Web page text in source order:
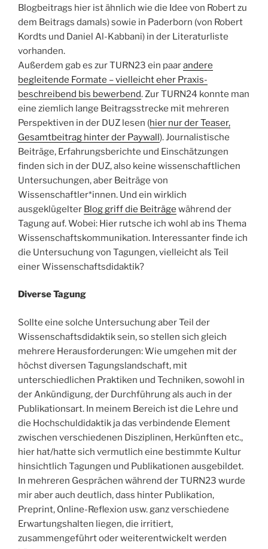
Blogbeitrags hier ist ähnlich wie die Idee von Robert zu
dem Beitrags damals) sowie in Paderborn (von Robert
Kordts und Daniel Al-Kabbani) in der Literaturliste
vorhanden.
Außerdem gab es zur TURN23 ein paarandere
begleitende Formate – vielleicht eher Praxis-
beschreibend bis bewerbend. Zur TURN24 konnte man
eine ziemlich lange Beitragsstrecke mit mehreren
Perspektiven in der DUZ lesen (hier nur der Teaser,
Gesamtbeitrag hinter der Paywall). Journalistische
Beiträge, Erfahrungsberichte und Einschätzungen
finden sich in der DUZ, also keine wissenschaftlichen
Untersuchungen, aber Beiträge von
Wissenschaftler*innen. Und ein wirklich
ausgeklügelter Blog griff die Beiträge während der
Tagung auf. Wobei: Hier rutsche ich wohl ab ins Thema
Wissenschaftskommunikation. Interessanter finde ich
die Untersuchung von Tagungen, vielleicht als Teil
einer Wissenschaftsdidaktik?
Diverse Tagung
Sollte eine solche Untersuchung aber Teil der
Wissenschaftsdidaktik sein, so stellen sich gleich
mehrere Herausforderungen: Wie umgehen mit der
höchst diversen Tagungslandschaft, mit
unterschiedlichen Praktiken und Techniken, sowohl in
der Ankündigung, der Durchführung als auch in der
Publikationsart. In meinem Bereich ist die Lehre und
die Hochschuldidaktik ja das verbindende Element
zwischen verschiedenen Disziplinen, Herkünften etc.,
hier hat/hatte sich vermutlich eine bestimmte Kultur
hinsichtlich Tagungen und Publikationen ausgebildet.
In mehreren Gesprächen während der TURN23 wurde
mir aber auch deutlich, dass hinter Publikation,
Preprint, Online-Reflexion usw. ganz verschiedene
Erwartungshalten liegen, die irritiert,
zusammengeführt oder weiterentwickelt werden